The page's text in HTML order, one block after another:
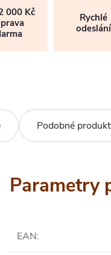
000 Kč
Rychlé
odeslání
Podobné
Parametry
EAN: